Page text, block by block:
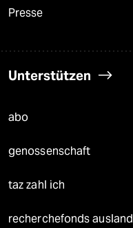
Presse
Unterstützen
abo
genossenschaft
taz zahl ich
recherchefonds ausland